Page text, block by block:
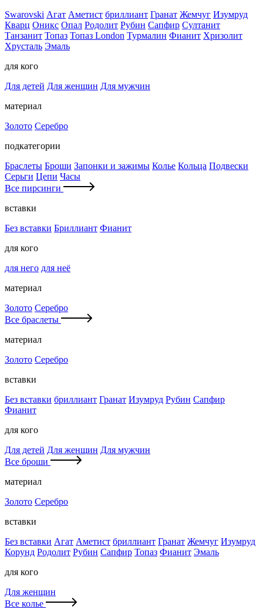
Swarovski Агат Аметист бриллиант Гранат Жемчуг Изумруд
Кварц Оникс Опал Родолит Рубин Сапфир Султанит
Танзанит Топаз Топаз London Турмалин Фианит Хризолит
Хрусталь Эмаль
для кого
Для детей Для женщин Для мужчин
материал
Золото Серебро
подкатегории
Браслеты Броши Запонки и зажимы Колье Кольца Подвески
Серьги Цепи Часы
Все пирсинги
вставки
Без вставки Бриллиант Фианит
для кого
для него для неё
материал
Золото Серебро
Все браслеты
материал
Золото Серебро
вставки
Без вставки бриллиант Гранат Изумруд Рубин Сапфир
Фианит
для кого
Для детей Для женщин Для мужчин
Все броши
материал
Золото Серебро
вставки
Без вставки Агат Аметист бриллиант Гранат Жемчуг Изумруд
Корунд Родолит Рубин Сапфир Топаз Фианит Эмаль
для кого
Для женщин
Все колье